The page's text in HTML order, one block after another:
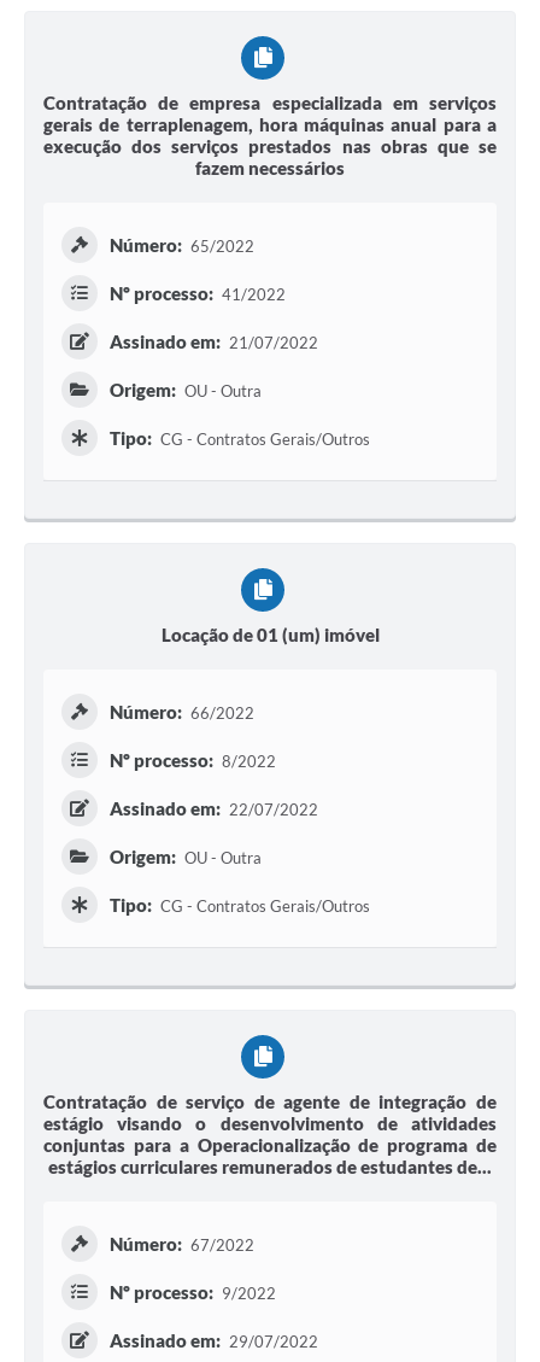
Contratação de empresa especializada em serviços
gerais de terraplenagem, hora máquinas anual para a
execução dos serviços prestados nas obras que se
fazem necessários
Número: 65/2022
Nº processo: 41/2022
Assinado em: 21/07/2022
Origem: OU - Outra
Tipo: CG - Contratos Gerais/Outros
Locação de 01 (um) imóvel
Número: 66/2022
Nº processo: 8/2022
Assinado em: 22/07/2022
Origem: OU - Outra
Tipo: CG - Contratos Gerais/Outros
Contratação de serviço de agente de integração de
estágio visando o desenvolvimento de atividades
conjuntas para a Operacionalização de programa de
estágios curriculares remunerados de estudantes de...
Número: 67/2022
Nº processo: 9/2022
Assinado em: 29/07/2022